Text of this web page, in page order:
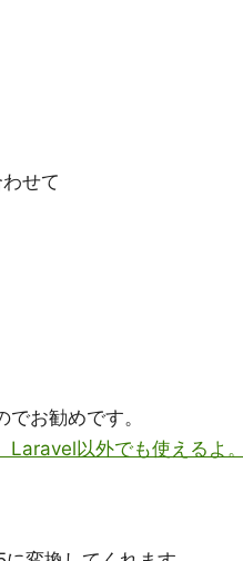
せて
お勧めです。
以外でも使えるよ。